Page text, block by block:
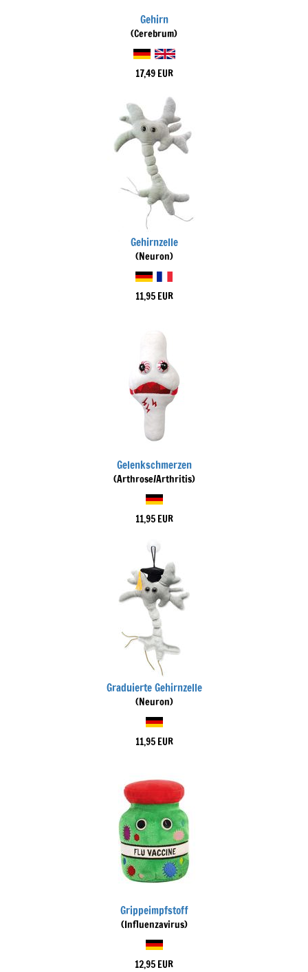
Gehirn
(Cerebrum)
17,49 EUR
Gehirnzelle
(Neuron)
11,95 EUR
Gelenkschmerzen
(Arthrose/Arthritis)
11,95 EUR
Graduierte Gehirnzelle
(Neuron)
11,95 EUR
Grippeimpfstoff
(Influenzavirus)
12,95 EUR